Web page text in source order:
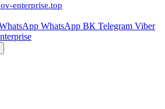
enterprise.top
WhatsApp ВК Telegram Viber